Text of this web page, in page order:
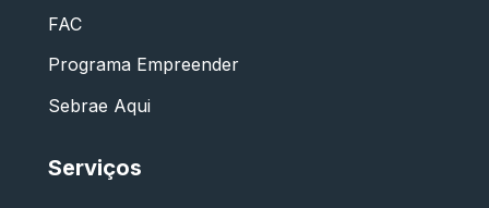
FAC
Programa Empreender
Sebrae Aqui
Serviços